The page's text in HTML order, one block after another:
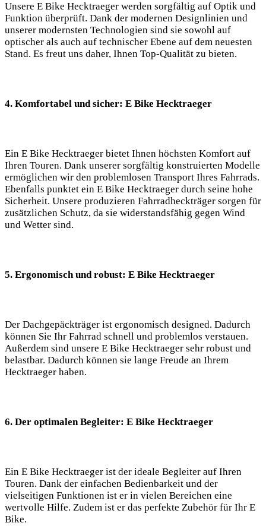
Unsere E Bike Hecktraeger werden sorgfältig auf Optik und
Funktion überprüft. Dank der modernen Designlinien und
unserer modernsten Technologien sind sie sowohl auf
optischer als auch auf technischer Ebene auf dem neuesten
Stand. Es freut uns daher, Ihnen Top-Qualität zu bieten.
4. Komfortabel und sicher: E Bike Hecktraeger
Ein E Bike Hecktraeger bietet Ihnen höchsten Komfort auf
Ihren Touren. Dank unserer sorgfältig konstruierten Modelle
ermöglichen wir den problemlosen Transport Ihres Fahrrads.
Ebenfalls punktet ein E Bike Hecktraeger durch seine hohe
Sicherheit. Unsere produzieren Fahrradheckträger sorgen für
zusätzlichen Schutz, da sie widerstandsfähig gegen Wind
und Wetter sind.
5. Ergonomisch und robust: E Bike Hecktraeger
Der Dachgepäckträger ist ergonomisch designed. Dadurch
können Sie Ihr Fahrrad schnell und problemlos verstauen.
Außerdem sind unsere E Bike Hecktraeger sehr robust und
belastbar. Dadurch können sie lange Freude an Ihrem
Hecktraeger haben.
6. Der optimalen Begleiter: E Bike Hecktraeger
Ein E Bike Hecktraeger ist der ideale Begleiter auf Ihren
Touren. Dank der einfachen Bedienbarkeit und der
vielseitigen Funktionen ist er in vielen Bereichen eine
wertvolle Hilfe. Zudem ist er das perfekte Zubehör für Ihr E
Bike.